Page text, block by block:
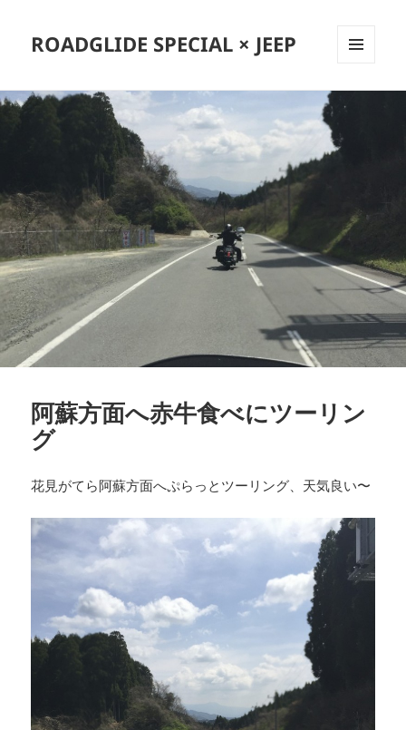
ROADGLIDE SPECIAL × JEEP
ーとウ
ィジェ
阿蘇方面へ赤牛食べにツーリン
グ
花見がてら阿蘇方面へぷらっとツーリング、天気良い〜